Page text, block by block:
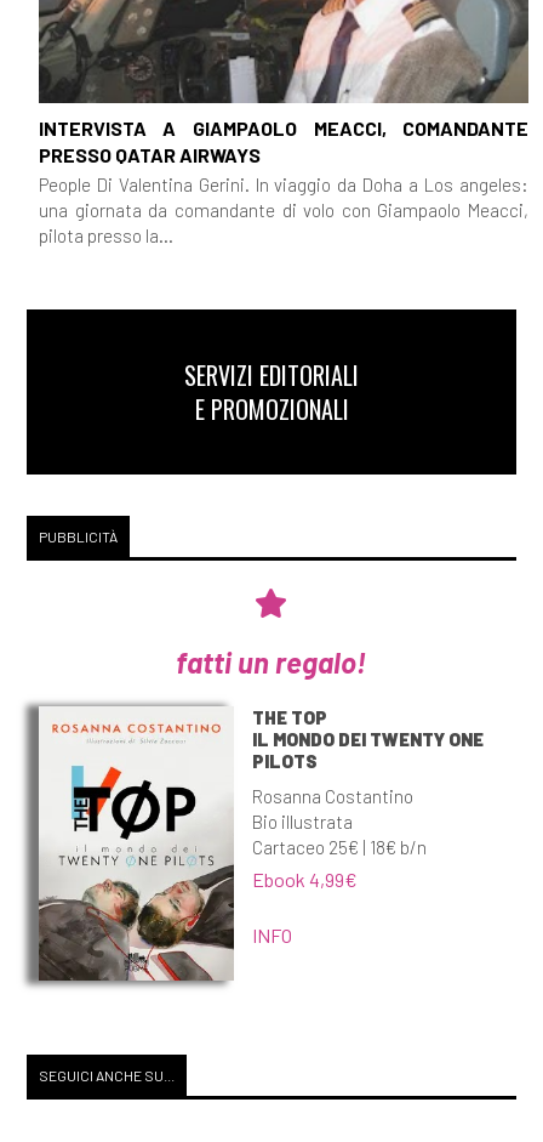
INTERVISTA A GIAMPAOLO MEACCI, COMANDANTE
PRESSO QATAR AIRWAYS
People Di Valentina Gerini. In viaggio da Doha a Los angeles:
una giornata da comandante di volo con Giampaolo Meacci,
pilota presso la...
SERVIZI EDITORIALI
E PROMOZIONALI
PUBBLICITÀ
fatti un regalo!
THE TOP
IL MONDO DEI TWENTY ONE
PILOTS
Rosanna Costantino
Bio illustrata
Cartaceo 25€ | 18€ b/n
Ebook 4,99€
INFO
SEGUICI ANCHE SU...